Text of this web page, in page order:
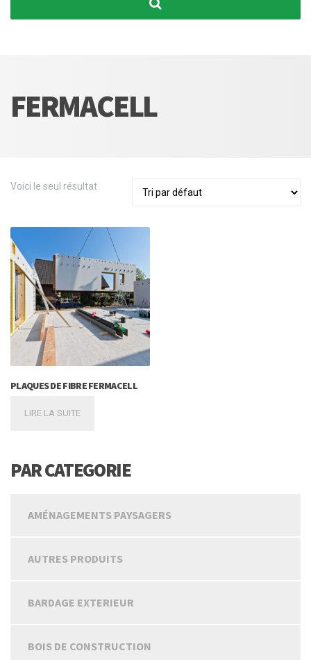
FERMACELL
Voici le seul résultat
PLAQUES DE FIBRE FERMACELL
LIRE LA SUITE
PAR CATEGORIE
AMÉNAGEMENTS PAYSAGERS
AUTRES PRODUITS
BARDAGE EXTERIEUR
BOIS DE CONSTRUCTION